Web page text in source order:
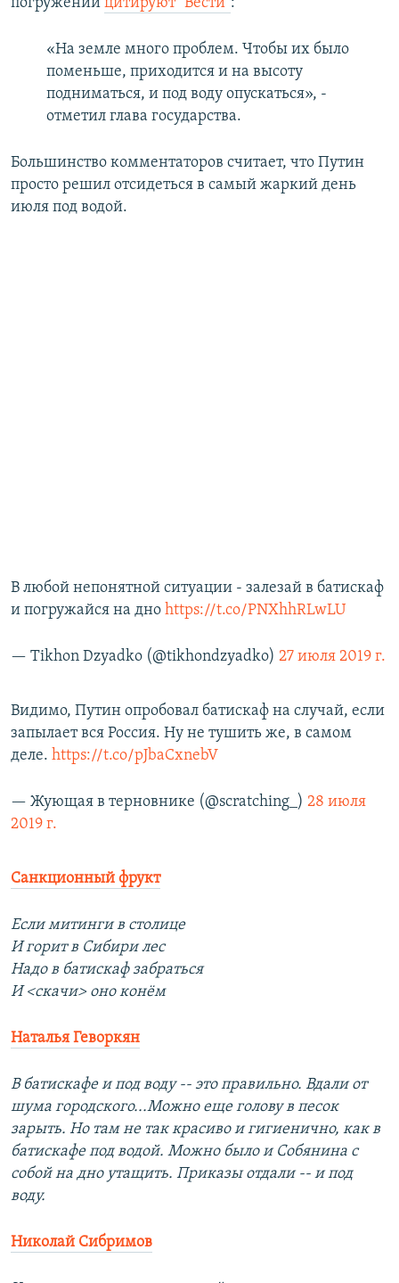
погружении цитируют "Вести":
«На земле много проблем. Чтобы их было
поменьше, приходится и на высоту
подниматься, и под воду опускаться», -
отметил глава государства.
Большинство комментаторов считает, что Путин
просто решил отсидеться в самый жаркий день
июля под водой.
В любой непонятной ситуации - залезай в батискаф
и погружайся на дно https://t.co/PNXhhRLwLU
— Tikhon Dzyadko (@tikhondzyadko) 27 июля 2019 г.
Видимо, Путин опробовал батискаф на случай, если
запылает вся Россия. Ну не тушить же, в самом
деле. https://t.co/pJbaCxnebV
— Жующая в терновнике (@scratching_) 28 июля
2019 г.
Если митинги в столице
И горит в Сибири лес
Надо в батискаф забраться
И <скачи> оно конём
Наталья Геворкян
В батискафе и под воду -- это правильно. Вдали от
шума городского...Можно еще голову в песок
зарыть. Но там не так красиво и гигиенично, как в
батискафе под водой. Можно было и Собянина с
собой на дно утащить. Приказы отдали -- и под
воду.
Николай Сибримов